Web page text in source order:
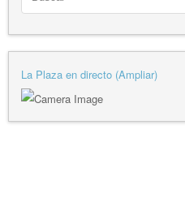
La Plaza en directo (Ampliar)